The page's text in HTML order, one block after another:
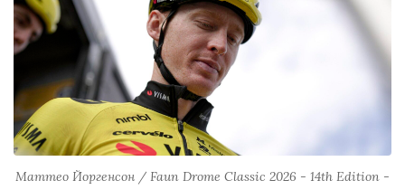
Маттео Йоргенсон / Faun Drome Classic 2026 - 14th Edition -